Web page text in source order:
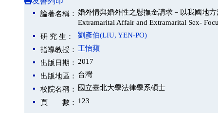
論著名稱： 婚外情與婚外性之慰撫金請求－以我國地方
Extramarital Affair and Extramarital Sex-
研 究 生：
劉彥伯(LIU, YEN-PO)
指導教授： 王怡蘋
出版日期： 2017
出版地區： 台灣
校院名稱：
國立臺北大學法律學系碩士
頁 數： 123